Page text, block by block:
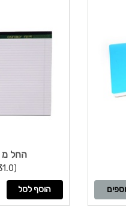
החל מ
(31.0